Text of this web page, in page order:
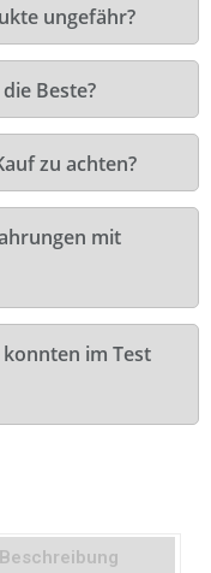
ungefähr?
Beste?
zu achten?
mit
im Test
Beschreibung